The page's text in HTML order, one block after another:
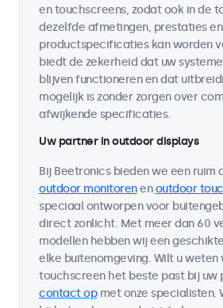
en touchscreens, zodat ook in de
dezelfde afmetingen, prestaties en
productspecificaties kan worden
biedt de zekerheid dat uw
blijven functioneren en dat
mogelijk is zonder zorgen over
afwijkende specificaties.
Uw partner in outdoor displays
Bij Beetronics bieden we een ruim
outdoor monitorenenoutdoor
speciaal ontworpen voor
direct zonlicht. Met meer dan 60
modellen hebben wij een
elke buitenomgeving. Wilt u
touchscreen het beste past bij uw
contact opmet onze specialisten.